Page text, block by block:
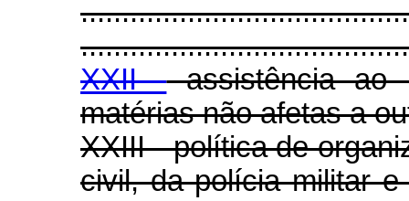
XXII -assistência ao
matérias não afetas a
XXIII - política de
civil, da polícia militar